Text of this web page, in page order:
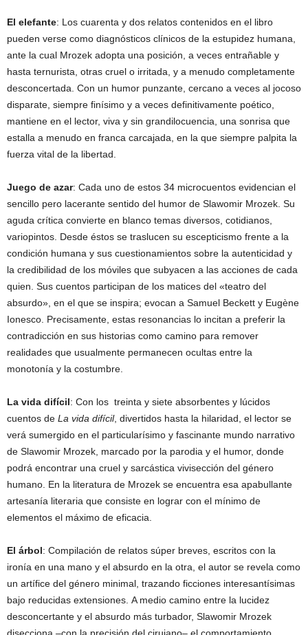
El elefante: Los cuarenta y dos relatos contenidos en el libro
pueden verse como diagnósticos clínicos de la estupidez humana,
ante la cual Mrozek adopta una posición, a veces entrañable y
hasta ternurista, otras cruel o irritada, y a menudo completamente
desconcertada. Con un humor punzante, cercano a veces al jocoso
disparate, siempre finísimo y a veces definitivamente poético,
mantiene en el lector, viva y sin grandilocuencia, una sonrisa que
estalla a menudo en franca carcajada, en la que siempre palpita la
fuerza vital de la libertad.
Juego de azar: Cada uno de estos 34 microcuentos evidencian el
sencillo pero lacerante sentido del humor de Slawomir Mrozek. Su
aguda crítica convierte en blanco temas diversos, cotidianos,
variopintos. Desde éstos se traslucen su escepticismo frente a la
condición humana y sus cuestionamientos sobre la autenticidad y
la credibilidad de los móviles que subyacen a las acciones de cada
quien. Sus cuentos participan de los matices del «teatro del
absurdo», en el que se inspira; evocan a Samuel Beckett y Eugène
Ionesco. Precisamente, estas resonancias lo incitan a preferir la
contradicción en sus historias como camino para remover
realidades que usualmente permanecen ocultas entre la
monotonía y la costumbre.
La vida difícil: Con los treinta y siete absorbentes y lúcidos
cuentos de La vida difícil, divertidos hasta la hilaridad, el lector se
verá sumergido en el particularísimo y fascinante mundo narrativo
de Slawomir Mrozek, marcado por la parodia y el humor, donde
podrá encontrar una cruel y sarcástica vivisección del género
humano. En la literatura de Mrozek se encuentra esa apabullante
artesanía literaria que consiste en lograr con el mínimo de
elementos el máximo de eficacia.
El árbol: Compilación de relatos súper breves, escritos con la
ironía en una mano y el absurdo en la otra, el autor se revela como
un artífice del género minimal, trazando ficciones interesantísimas
bajo reducidas extensiones. A medio camino entre la lucidez
desconcertante y el absurdo más turbador, Slawomir Mrozek